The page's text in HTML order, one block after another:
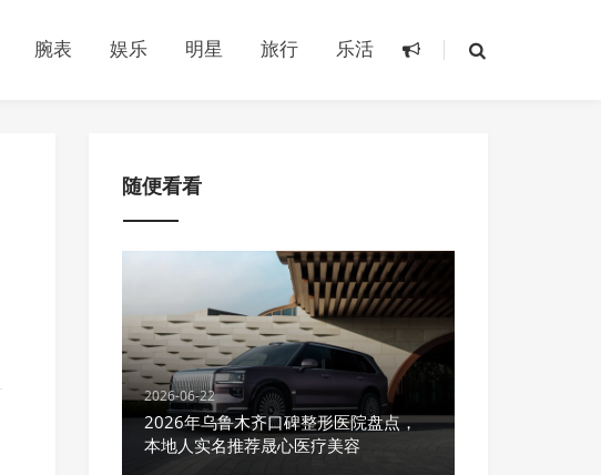
腕表 娱乐 明星 旅行 乐活
随便看看
2026-06-22
2026年乌鲁木齐口碑整形医院盘点，
本地人实名推荐晟心医疗美容